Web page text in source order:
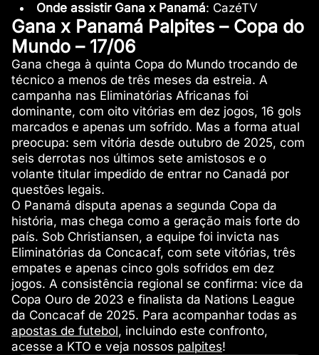
Onde assistir Gana x Panamá: CazéTV
Gana x Panamá Palpites – Copa do
Mundo – 17/06
Gana chega à quinta Copa do Mundo trocando de
técnico a menos de três meses da estreia. A
campanha nas Eliminatórias Africanas foi
dominante, com oito vitórias em dez jogos, 16 gols
marcados e apenas um sofrido. Mas a forma atual
preocupa: sem vitória desde outubro de 2025, com
seis derrotas nos últimos sete amistosos e o
volante titular impedido de entrar no Canadá por
questões legais.
O Panamá disputa apenas a segunda Copa da
história, mas chega como a geração mais forte do
país. Sob Christiansen, a equipe foi invicta nas
Eliminatórias da Concacaf, com sete vitórias, três
empates e apenas cinco gols sofridos em dez
jogos. A consistência regional se confirma: vice da
Copa Ouro de 2023 e finalista da Nations League
da Concacaf de 2025. Para acompanhar todas as
apostas de futebol, incluindo este confronto,
acesse a KTO e veja nossos palpites!